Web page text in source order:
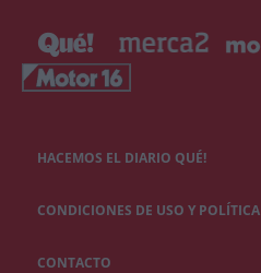
HACEMOS EL DIARIO QUÉ!
CONDICIONES DE USO Y
CONTACTO